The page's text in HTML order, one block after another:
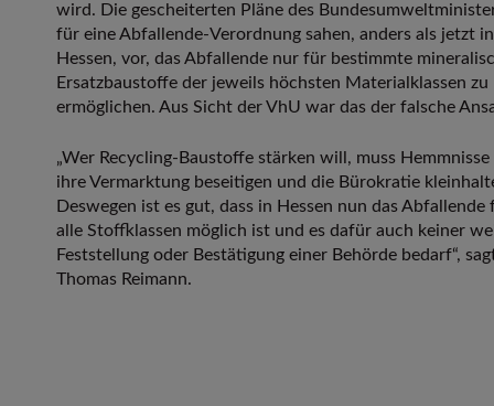
wird. Die gescheiterten Pläne des
für eine Abfallende-Verordnung sahen, anders als jetzt in
Hessen, vor, das Abfallende nur für bestimmte
Ersatzbaustoffe der jeweils höchsten Materialklassen zu
ermöglichen. Aus Sicht der VhU war das der falsche
„Wer Recycling-Baustoffe stärken will, muss
ihre Vermarktung beseitigen und die Bürokratie
Deswegen ist es gut, dass in Hessen nun das Abfallende
alle Stoffklassen möglich ist und es dafür auch keiner
Feststellung oder Bestätigung einer Behörde bedarf“,
Thomas Reimann.